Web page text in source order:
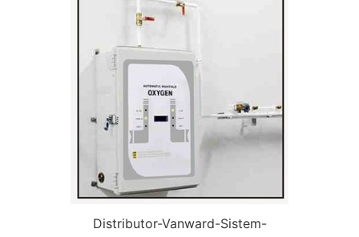
Distributor-Vanward-Sistem-